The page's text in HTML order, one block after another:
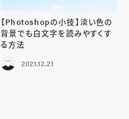
【Photoshopの小技】淡い色の
背景でも白文字を読みやすくす
る方法
2021.12.21